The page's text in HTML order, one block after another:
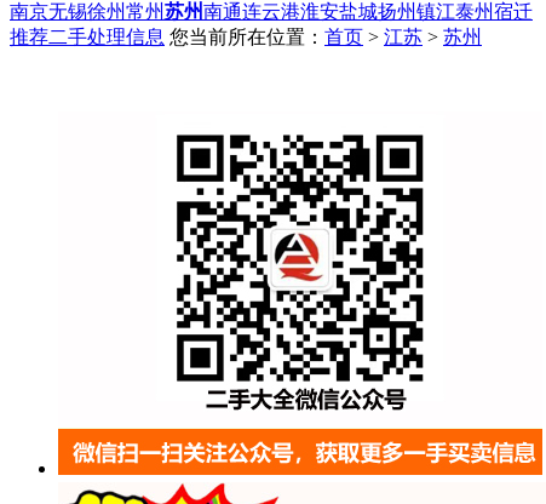
南京无锡徐州常州苏州南通连云港淮安盐城扬州镇江泰州宿迁
推荐二手处理信息 您当前所在位置： 首页 > 江苏 > 苏州